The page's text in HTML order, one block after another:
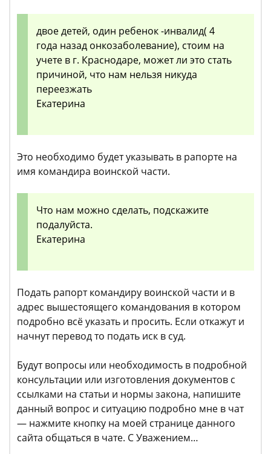
двое детей, один ребенок -инвалид( 4
года назад онкозаболевание), стоим на
учете в г. Краснодаре, может ли это стать
причиной, что нам нельзя никуда
переезжать
Екатерина
Это необходимо будет указывать в рапорте на
имя командира воинской части.
Что нам можно сделать, подскажите
подалуйста.
Екатерина
Подать рапорт командиру воинской части и в
адрес вышестоящего командования в котором
подробно всё указать и просить. Если откажут и
начнут перевод то подать иск в суд.
Будут вопросы или необходимость в подробной
консультации или изготовления документов с
ссылками на статьи и нормы закона, напишите
данный вопрос и ситуацию подробно мне в чат
— нажмите кнопку на моей странице данного
сайта общаться в чате. С Уважением…